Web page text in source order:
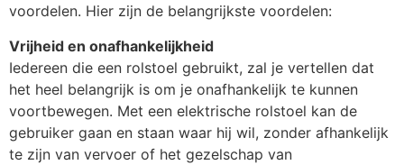
voordelen. Hier zijn de belangrijkste voordelen:
Vrijheid en onafhankelijkheid
Iedereen die een rolstoel gebruikt, zal je vertellen dat
het heel belangrijk is om je onafhankelijk te kunnen
voortbewegen. Met een elektrische rolstoel kan de
gebruiker gaan en staan waar hij wil, zonder afhankelijk
te zijn van vervoer of het gezelschap van